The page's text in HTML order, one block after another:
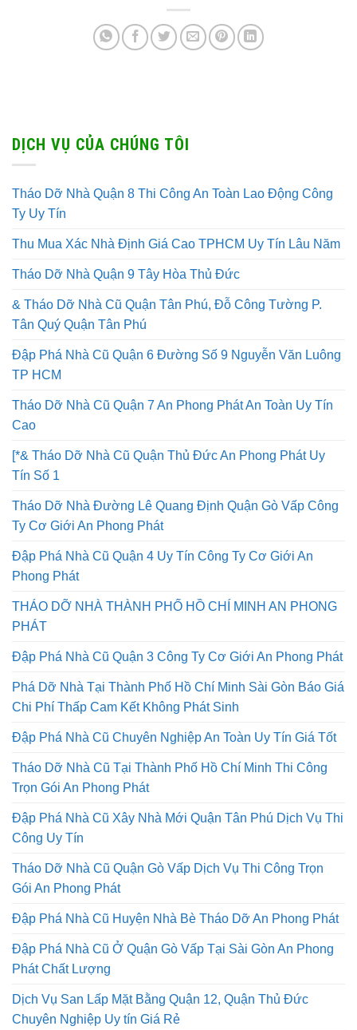
DỊCH VỤ CỦA CHÚNG TÔI
Tháo Dỡ Nhà Quận 8 Thi Công An Toàn Lao Động Công
Ty Uy Tín
Thu Mua Xác Nhà Định Giá Cao TPHCM Uy Tín Lâu Năm
Tháo Dỡ Nhà Quận 9 Tây Hòa Thủ Đức
& Tháo Dỡ Nhà Cũ Quận Tân Phú, Đỗ Công Tường P.
Tân Quý Quận Tân Phú
Đập Phá Nhà Cũ Quận 6 Đường Số 9 Nguyễn Văn Luông
TP HCM
Tháo Dỡ Nhà Cũ Quận 7 An Phong Phát An Toàn Uy Tín
Cao
[*& Tháo Dỡ Nhà Cũ Quận Thủ Đức An Phong Phát Uy
Tín Số 1
Tháo Dỡ Nhà Đường Lê Quang Định Quận Gò Vấp Công
Ty Cơ Giới An Phong Phát
Đập Phá Nhà Cũ Quận 4 Uy Tín Công Ty Cơ Giới An
Phong Phát
THÁO DỠ NHÀ THÀNH PHỐ HỒ CHÍ MINH AN PHONG
PHÁT
Đập Phá Nhà Cũ Quận 3 Công Ty Cơ Giới An Phong Phát
Phá Dỡ Nhà Tại Thành Phố Hồ Chí Minh Sài Gòn Báo Giá
Chi Phí Thấp Cam Kết Không Phát Sinh
Đập Phá Nhà Cũ Chuyên Nghiệp An Toàn Uy Tín Giá Tốt
Tháo Dỡ Nhà Cũ Tại Thành Phố Hồ Chí Minh Thi Công
Trọn Gói An Phong Phát
Đập Phá Nhà Cũ Xây Nhà Mới Quận Tân Phú Dịch Vụ Thi
Công Uy Tín
Tháo Dỡ Nhà Cũ Quận Gò Vấp Dịch Vụ Thi Công Trọn
Gói An Phong Phát
Đập Phá Nhà Cũ Huyện Nhà Bè Tháo Dỡ An Phong Phát
Đập Phá Nhà Cũ Ở Quận Gò Vấp Tại Sài Gòn An Phong
Phát Chất Lượng
Dịch Vụ San Lấp Mặt Bằng Quận 12, Quận Thủ Đức
Chuyên Nghiệp Uy tín Giá Rẻ